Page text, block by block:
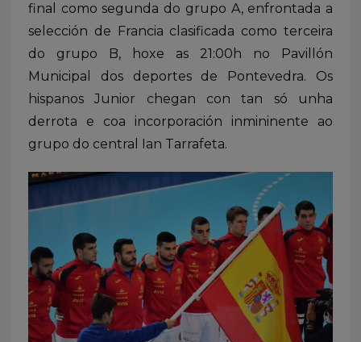
final como segunda do grupo A, enfrontada a
selección de Francia clasificada como terceira
do grupo B, hoxe as 21:00h no Pavillón
Municipal dos deportes de Pontevedra. Os
hispanos Junior chegan con tan só unha
derrota e coa incorporación inmininente ao
grupo do central Ian Tarrafeta.